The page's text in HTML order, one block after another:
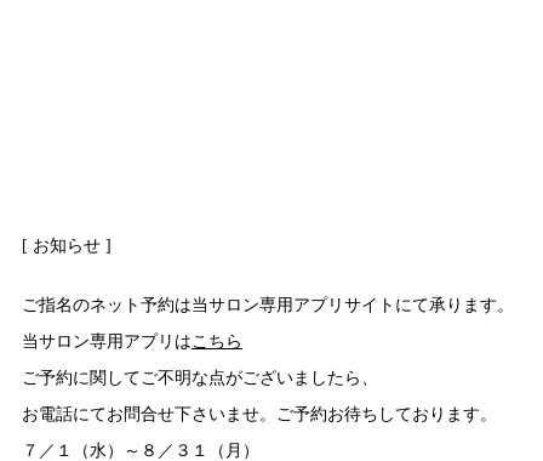
[ お知らせ ]
ご指名のネット予約は当サロン専用アプリサイトにて承ります。
当サロン専用アプリはこちら
ご予約に関してご不明な点がございましたら、
お電話にてお問合せ下さいませ。ご予約お待ちしております。
７／１（水）～８／３１（月）